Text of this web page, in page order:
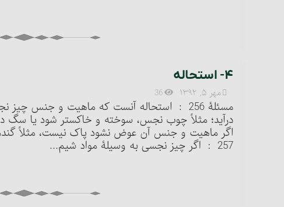
۴- استحاله
مهر ۵, ۱۳۹۲ 36
مسئلۀ 256 : استحاله آنست که ماهیت و
درآید؛ مثلاً چوب نجس، سوخته و خاکستر شود یا سگ
اگر ماهیت و جنس آن عوض نشود پاک نیست، مثلاً گندم
257 : اگر چیز نجسی به وسیلۀ مواد شیم...